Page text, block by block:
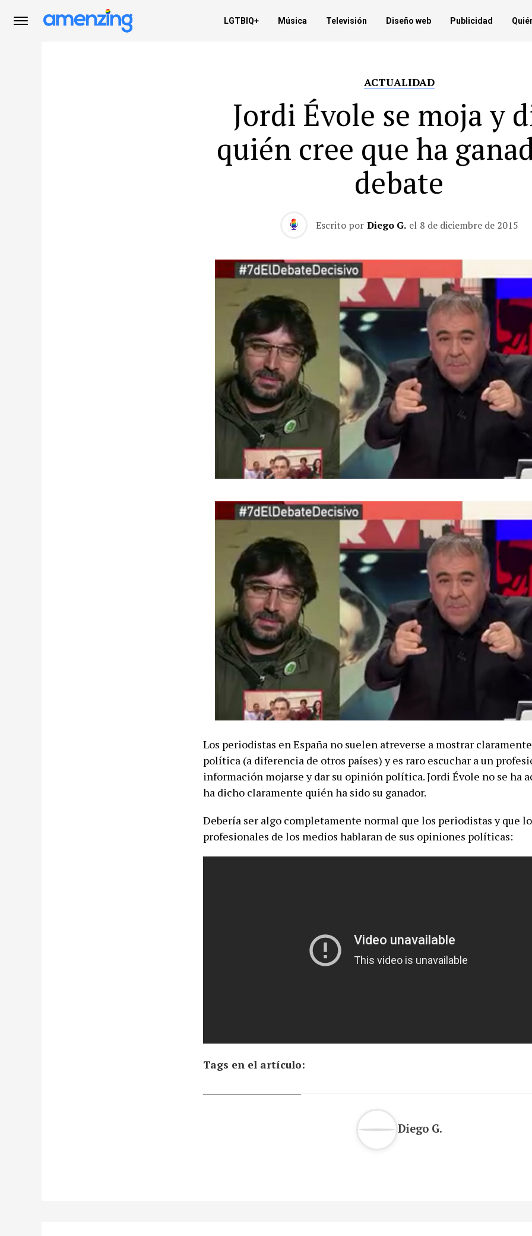
LGTBIQ+ Música Televisión Diseño web Publicidad
ACTUALIDAD
Jordi Évole se moja y
quién cree que ha
debate
Escrito por Diego G. el 8 de diciembre de 2015
Los periodistas en España no suelen atreverse a mostrar
política (a diferencia de otros países) y es raro escuchar a un
información mojarse y dar su opinión política. Jordi Évole no se ha
ha dicho claramente quién ha sido su ganador.
Debería ser algo completamente normal que los periodistas y que
profesionales de los medios hablaran de sus opiniones políticas:
Tags en el artículo:
Diego G.